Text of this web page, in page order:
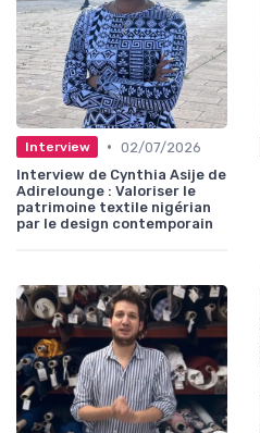
Interview • 02/07/2026
Interview de Cynthia Asije de
Adirelounge : Valoriser le
patrimoine textile nigérian
par le design contemporain